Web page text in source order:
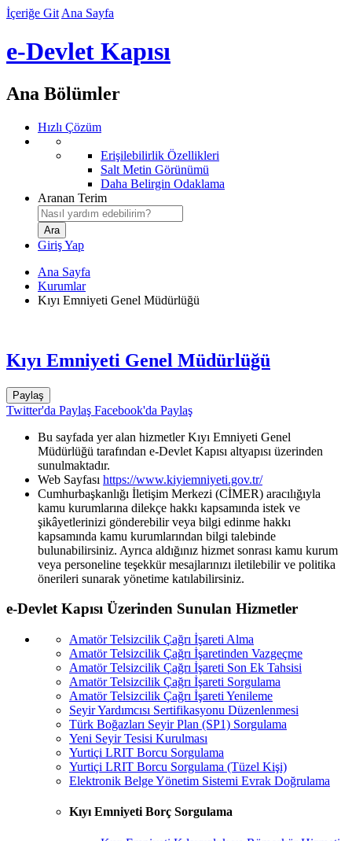
İçeriğe Git Ana Sayfa
e-Devlet Kapısı
Ana Bölümler
Hızlı Çözüm
Erişilebilirlik Özellikleri
Salt Metin Görünümü
Daha Belirgin Odaklama
Aranan Terim
Giriş Yap
Ana Sayfa
Kurumlar
Kıyı Emniyeti Genel Müdürlüğü
Kıyı Emniyeti Genel Müdürlüğü
Paylaş
Twitter'da Paylaş Facebook'da Paylaş
Bu sayfada yer alan hizmetler Kıyı Emniyeti Genel
Müdürlüğü tarafından e-Devlet Kapısı altyapısı üzerinden
sunulmaktadır.
Web Sayfası https://www.kiyiemniyeti.gov.tr/
Cumhurbaşkanlığı İletişim Merkezi (CİMER) aracılığıyla
kamu kurumlarına dilekçe hakkı kapsamında istek ve
şikâyetlerinizi gönderebilir veya bilgi edinme hakkı
kapsamında kamu kurumlarından bilgi talebinde
bulunabilirsiniz. Ayrıca aldığınız hizmet sonrası kamu kurum
veya personeline teşekkür mesajlarınızı iletilebilir ve politika
önerileri sunarak yönetime katılabilirsiniz.
e-Devlet Kapısı Üzerinden Sunulan Hizmetler
Amatör Telsizcilik Çağrı İşareti Alma
Amatör Telsizcilik Çağrı İşaretinden Vazgeçme
Amatör Telsizcilik Çağrı İşareti Son Ek Tahsisi
Amatör Telsizcilik Çağrı İşareti Sorgulama
Amatör Telsizcilik Çağrı İşareti Yenileme
Seyir Yardımcısı Sertifikasyonu Düzenlenmesi
Türk Boğazları Seyir Plan (SP1) Sorgulama
Yeni Seyir Tesisi Kurulması
Yurtiçi LRIT Borcu Sorgulama
Yurtiçi LRIT Borcu Sorgulama (Tüzel Kişi)
Elektronik Belge Yönetim Sistemi Evrak Doğrulama
Kıyı Emniyeti Borç Sorgulama